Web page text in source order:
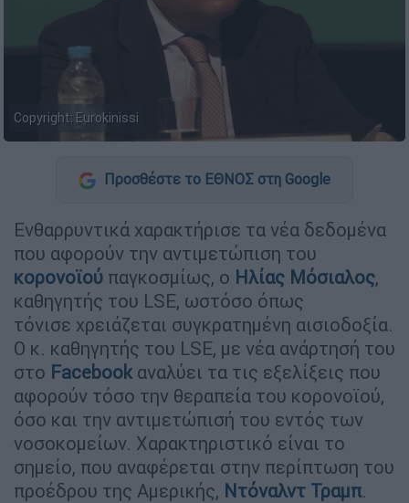
Copyright: Εurokinissi
Προσθέστε το ΕΘΝΟΣ στη Google
Ενθαρρυντικά χαρακτήρισε τα νέα δεδομένα
που αφορούν την αντιμετώπιση του
κορονοϊού παγκοσμίως, ο Ηλίας Μόσιαλος,
καθηγητής του LSE, ωστόσο όπως
τόνισε χρειάζεται συγκρατημένη αισιοδοξία.
Ο κ. καθηγητής του LSE, με νέα ανάρτησή του
στο Facebook αναλύει τα τις εξελίξεις που
αφορούν τόσο την θεραπεία του κορονοϊού,
όσο και την αντιμετώπισή του εντός των
νοσοκομείων. Χαρακτηριστικό είναι το
σημείο, που αναφέρεται στην περίπτωση του
προέδρου της Αμερικής, Ντόναλντ Τραμπ.